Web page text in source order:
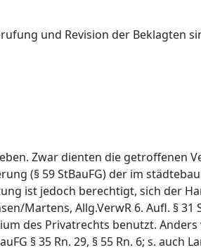
und Revision der Beklagten
Zwar dienten die getroffenen
(§ 59 StBauFG) der im
ist jedoch berechtigt, sich der
Martens, Allg.VerwR 6. Aufl. § 31
des Privatrechts benutzt. Anders
§ 35 Rn. 29, § 55 Rn. 6; s. auch